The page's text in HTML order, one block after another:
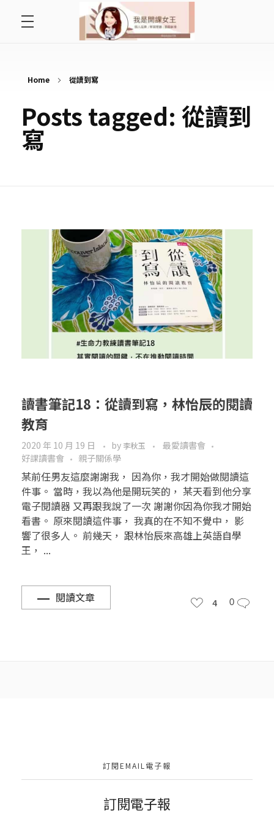
好好說故事
最愛讀書會
遇見好課程
Home 從讀到寫
Posts tagged: 從讀到
寫
讀書筆記18：從讀到寫，林怡辰的閱讀
教育
2020 年 10 月 19 日 by 李秋玉
最愛讀書會
好課讀書會
親子關係學
某前任男友這麼謝謝我， 因為你，我才開始做閱讀這
件事。 當時，我以為他是開玩笑的， 某天看到他分享
電子閱讀器 又再跟我說了一次 謝謝你因為你我才開始
看書。 原來閱讀這件事， 我真的在不知不覺中， 影
響了很多人。 前幾天， 跟林怡辰來高雄上英語自學
王， ...
閱讀文章 4 0
訂閱EMAIL電子報
訂閱電子報